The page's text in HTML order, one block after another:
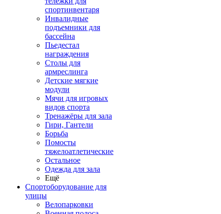
спортинвентаря
Инвалидные
подъемники для
бассейна
Пьедестал
награждения
Столы для
армреслинга
Детские мягкие
модули
Мячи для игровых
видов спорта
Тренажёры для зала
Гири, Гантели
Борьба
Помосты
тяжелоатлетические
Остальное
Одежда для зала
Ещё
Спортоборудование для
улицы
Велопарковки